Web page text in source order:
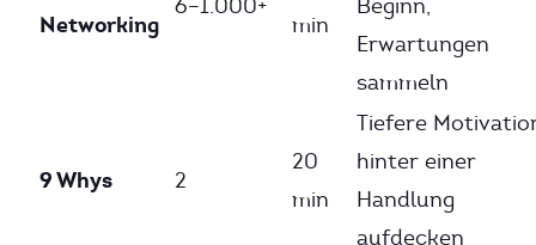
Networking
6–1.000+
min
Beginn,
Erwartungen
sammeln
9 Whys 2
20
min
Tiefere
hinter einer
Handlung
aufdecken